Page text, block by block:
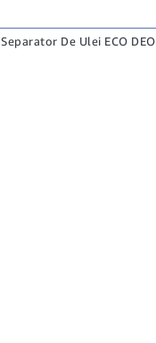
Separator De Ulei ECO DEO